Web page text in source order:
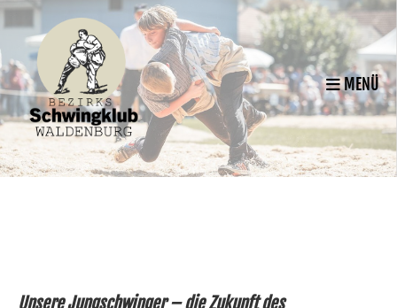
MENÜ
Unsere Jungschwinger – die Zukunft des